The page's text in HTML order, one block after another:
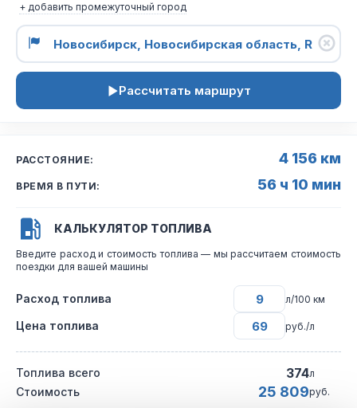
+ добавить промежуточный город
Рассчитать маршрут
РАССТОЯНИЕ: 4 156 км
ВРЕМЯ В ПУТИ: 56 ч 10 мин
КАЛЬКУЛЯТОР ТОПЛИВА
Введите расход и стоимость топлива — мы рассчитаем стоимость
поездки для вашей машины
Расход топлива л/100 км
Цена топлива руб./л
Топлива всего 374л
Стоимость 25 809руб.